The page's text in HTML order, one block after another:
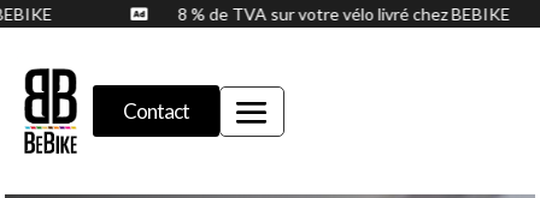
 8 % de TVA sur votre vélo livré chez BEBIKE
Contact